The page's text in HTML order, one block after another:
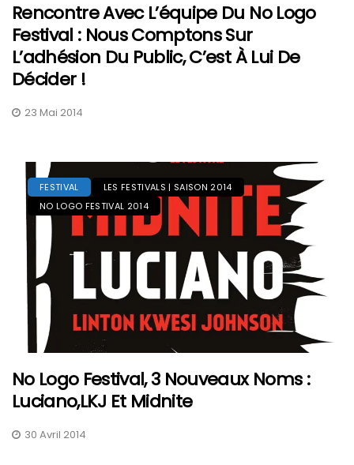
Rencontre Avec L’équipe Du No Logo
Festival : Nous Comptons Sur
L’adhésion Du Public, C’est À Lui De
Décider !
23 Mai 2014
FESTIVAL
LES FESTIVALS | SAISON 2014
NO LOGO FESTIVAL 2014
No Logo Festival, 3 Nouveaux Noms :
Luciano,LKJ Et Midnite
30 Avril 2014